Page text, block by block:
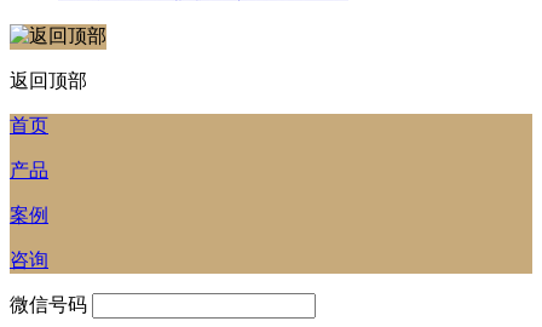
返回顶部
首页
产品
案例
咨询
微信号码